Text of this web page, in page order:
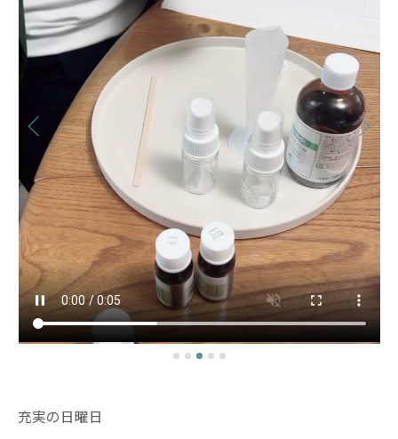
充実の日曜日